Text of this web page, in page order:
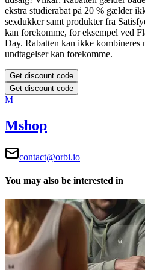
ekstra studierabat på 20 % gælder
sexdukker samt produkter fra
kan forekomme, for eksempel ved
Day. Rabatten kan ikke kombineres
undtagelser kan forekomme.
Get discount code
Get discount code
M
Mshop
contact@orbi.io
You may also be interested in